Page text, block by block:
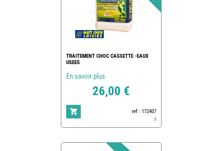
TRAITEMENT CHOC CASSETTE -EAUX
USEES
En savoir plus
26,00 €
ref : 172407
2